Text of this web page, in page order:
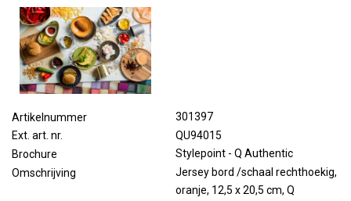
Artikelnummer
301397
Ext. art. nr.
QU94015
Brochure
Stylepoint - Q Authentic
Omschrijving
Jersey bord /schaal rechthoekig,
oranje, 12,5 x 20,5 cm, Q